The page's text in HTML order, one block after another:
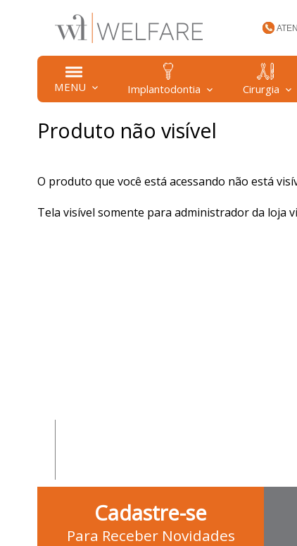
MENU Implantodontia Cirurgia
Produto não visível
O produto que você está acessando não está
Tela visível somente para administrador da loja
Cadastre-se
Para Receber Novidades